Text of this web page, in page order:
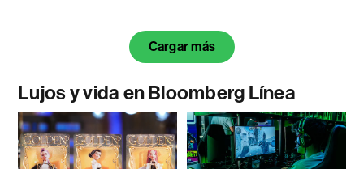
Cargar más
Lujos y vida en Bloomberg Línea